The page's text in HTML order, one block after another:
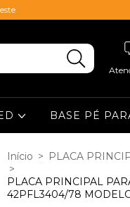
BASE PÉ
Início > PLACA
>
PLACA PRINCIPAL
42PFL3404/78 MODELO